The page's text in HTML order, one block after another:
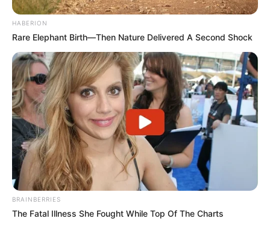
HABERION
Rare Elephant Birth—Then Nature Delivered A Second Shock
BRAINBERRIES
The Fatal Illness She Fought While Top Of The Charts